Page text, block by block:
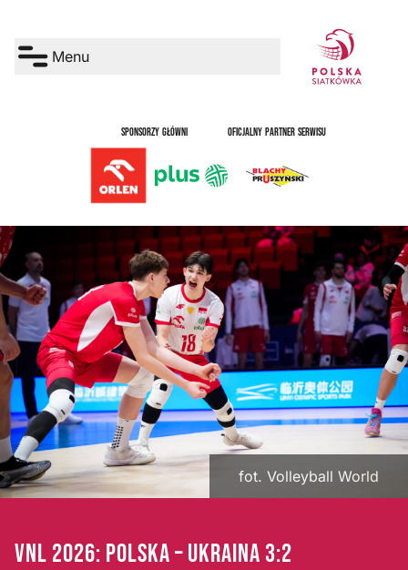
Menu
SPONSORZY GŁÓWNI OFICJALNY PARTNER SERWISU
fot. Volleyball World
VNL 2026: POLSKA – UKRAINA 3:2